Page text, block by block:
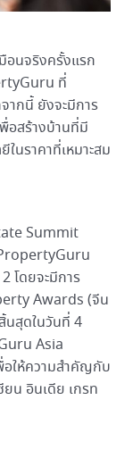
อนจริงครั้งแรก
ที่
กนี้ ยังจะมีการ
อสร้างบ้านที่มี
นราคาที่เหมาะสม
Summit
โดยจะมีการ
Awards (จีน
นสุดในวันที่ 4
Asia
ให้ความสำคัญกับ
น อินเดีย เกรท